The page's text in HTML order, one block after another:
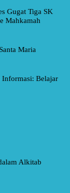
Gugat Tiga SK
Mahkamah
Maria
Informasi: Belajar
Alkitab